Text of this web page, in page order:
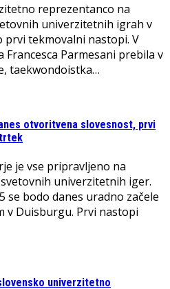
reprezentanco na
univerzitetnih igrah v
prvi tekmovalni nastopi. V
Francesca Parmesani prebila v
taekwondoistka…
otvoritvena slovesnost, prvi
je vse pripravljeno na
univerzitetnih iger.
se bodo danes uradno začele
v Duisburgu. Prvi nastopi
univerzitetno